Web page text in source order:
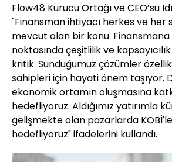
Flow48 Kurucu Ortağı ve CEO’su
"Finansman ihtiyacı herkes ve her
mevcut olan bir konu.
noktasında çeşitlilik ve
kritik. Sunduğumuz çözümler
sahipleri için hayati önem taşıyor.
ekonomik ortamın oluşmasına
hedefliyoruz. Aldığımız yatırımla
gelişmekte olan pazarlarda
hedefliyoruz" ifadelerini kullandı.